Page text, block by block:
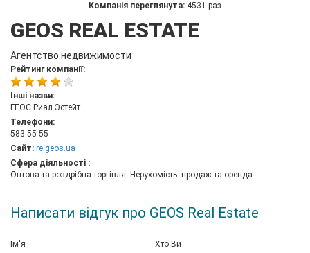
Компанія переглянута: 4531 раз
GEOS REAL ESTATE
Агентство недвижимости
Рейтинг компанії:
Інші назви:
ГЕОС Риал Эстейт
Телефони:
583-55-55
Сайт: re.geos.ua
Сфера діяльності :
Оптова та роздрібна торгівля: Нерухомість: продаж та оренда
Написати відгук про GEOS Real Estate
Ім'я Хто Ви